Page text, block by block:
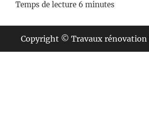
Copyright © Travaux rénovation